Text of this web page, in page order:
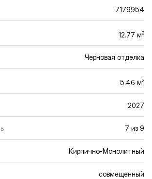
7179954
12.77 м2
Черновая отделка
5.46 м2
2027
7 из 9
Кирпично-Монолитный
совмещенный